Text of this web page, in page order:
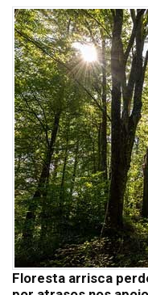
Floresta arrisca